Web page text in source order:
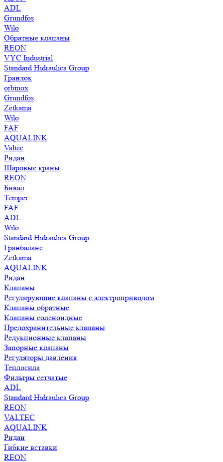
ADL
Grundfos
Wilo
Обратные клапаны
REON
VYC Industrial
Standard Hidraulica Group
Гранлок
orbinox
Grundfos
Zetkama
Wilo
FAF
AQUALINK
Valtec
Ридан
Шаровые краны
REON
Бивал
Temper
FAF
ADL
Wilo
Standard Hidraulica Group
Гранбаланс
Zetkama
AQUALINK
Ридан
Клапаны
Регулирующие клапаны с электроприводом
Клапаны обратные
Клапаны соленоидные
Предохранительные клапаны
Редукционные клапаны
Запорные клапаны
Регуляторы давления
Теплосила
Фильтры сетчатые
ADL
Standard Hidraulica Group
REON
VALTEC
AQUALINK
Ридан
Гибкие вставки
REON